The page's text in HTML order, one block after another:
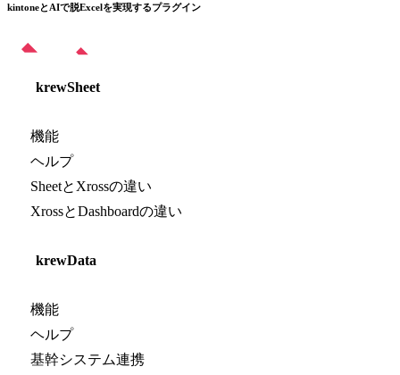
kintoneとAIで脱Excelを実現するプラグイン
krewSheet
機能
ヘルプ
SheetとXrossの違い
XrossとDashboardの違い
krewData
機能
ヘルプ
基幹システム連携